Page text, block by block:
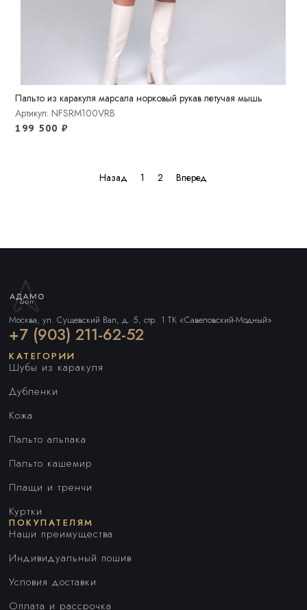
Пальто из каракуля марсала норковый рукав летучая мышь
Артикул: NFSRM100VRB
199 500₽
Назад 1 2 Вперед
Москва, ул. Сущевский Вал, д. 5, стр. 1 ТК «Савеловский-Модный»
+7 (903) 211-62-52
КАТЕГОРИИ
Шубы из каракуля
Дубленки
Кожа
Пальто альпака
Пальто кашемир
Плащи и тренчи
Куртки
ПОКУПАТЕЛЯМ
Наши преимущества
Индивидуальный пошив
Условия доставки
Оплата и рассрочка